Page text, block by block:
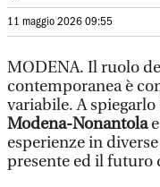
11 maggio 2026 09:55
MODENA. Il ruolo
contemporanea è
variabile. A spiegarlo
Modena-Nonantola
esperienze in
presente ed il futuro